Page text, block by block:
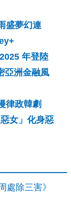
盛夢幻連
年登陸
亞洲金融風
律政韓劇
女」化身惡
處除三害》